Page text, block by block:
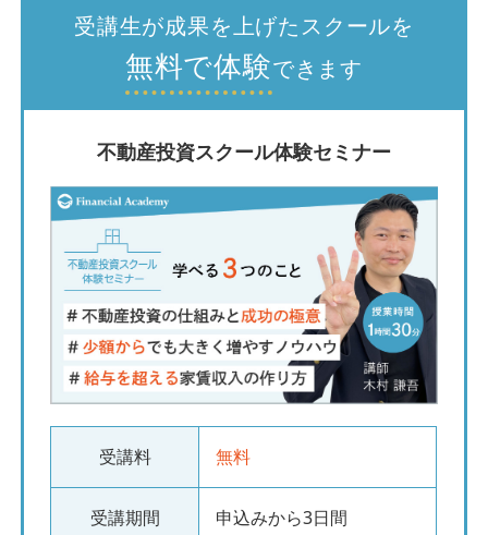
受講生が成果を上げたスクールを
無料で体験できます
不動産投資スクール体験セミナー
受講料 無料
受講期間 申込みから3日間